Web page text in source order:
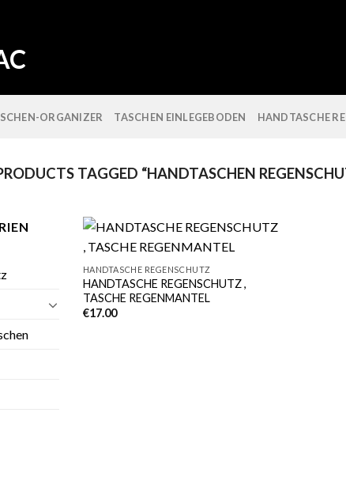
ORGANIZER TASCHEN EINLEGEBODEN HANDTASCHE
TAGGED “HANDTASCHEN
HANDTASCHE REGENSCHUTZ
HANDTASCHE REGENSCHUTZ ,
TASCHE REGENMANTEL
€17.00